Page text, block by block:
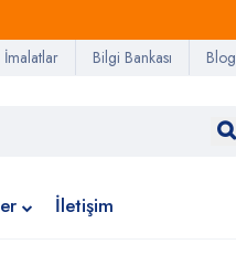
İmalatlar Bilgi Bankası Blog
İletişim